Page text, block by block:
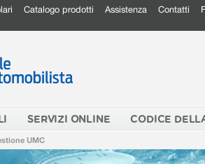
Catalogo prodotti Assistenza Contatti
SERVIZI ONLINE CODICE
UMC